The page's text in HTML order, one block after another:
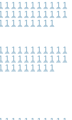
1 1 1 1 1 1 1 1 1 1
1 1 1 1 1 1 1 1 1 1
1 1 1 1 1 1 1 1
1 1 1 1 1 1 1 1 1 1
1 1 1 1 1 1 1 1 1 1
1 1 1 1 1 1 1 1